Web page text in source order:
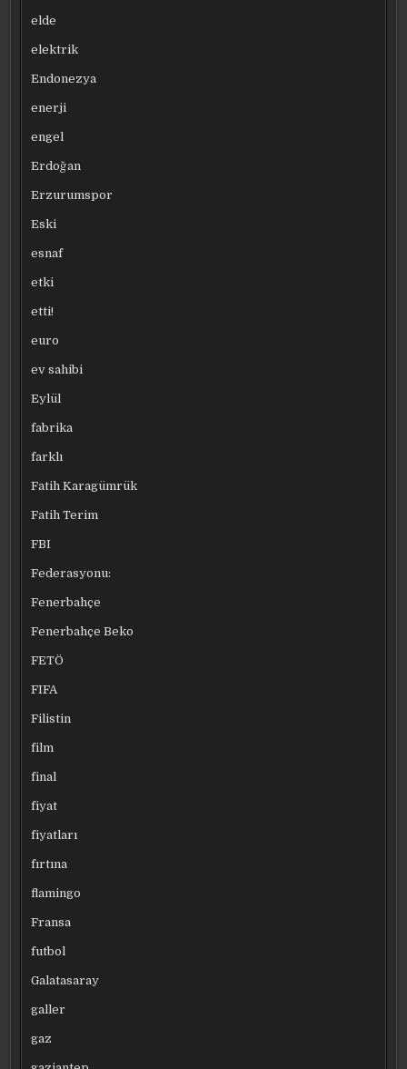
elde
elektrik
Endonezya
enerji
engel
Erdoğan
Erzurumspor
Eski
esnaf
etki
etti!
euro
ev sahibi
Eylül
fabrika
farklı
Fatih Karagümrük
Fatih Terim
FBI
Federasyonu:
Fenerbahçe
Fenerbahçe Beko
FETÖ
FIFA
Filistin
film
final
fiyat
fiyatları
fırtına
flamingo
Fransa
futbol
Galatasaray
galler
gaz